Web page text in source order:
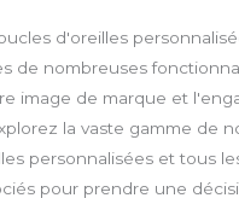
d'oreilles
de nombreuses
image de marque et
la vaste gamme de
personnalisées et tous
pour prendre une